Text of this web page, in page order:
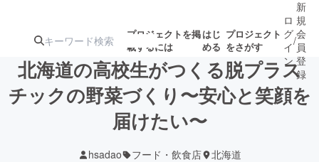
プロジェクトを掲
載するには
はじ
める
プロジェクト
をさがす
注目の新着プロ
ジェクト
募集終了が近いプ
ロ
グ
イ
ン
/
新
規
会
員
登
録
北海道の高校生がつくる脱プラス
チックの野菜づくり〜安心と笑顔を
届けたい〜
hsadao フード・飲食店 北海道